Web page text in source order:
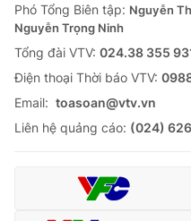
Phó Tổng Biên tập: Nguyễn
Nguyễn Trọng Ninh
Tổng đài VTV: 024.38 355
Ðiện thoại Thời báo VTV:
Email: toasoan@vtv.vn
Liên hệ quảng cáo: (024)